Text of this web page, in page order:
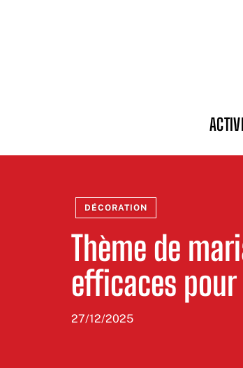
DÉCORATION
Thème de
efficaces
27/12/2025